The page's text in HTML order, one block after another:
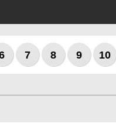
7 8 9 10